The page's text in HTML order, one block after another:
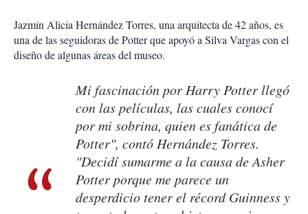
Jazmín Alicia Hernández Torres, una arquitecta de 42 años, es
una de las seguidoras de Potter que apoyó a Silva Vargas con el
diseño de algunas áreas del museo.
Mi fascinación por Harry Potter llegó
con las películas, las cuales conocí
por mi sobrina, quien es fanática de
Potter", contó Hernández Torres.
"Decidí sumarme a la causa de Asher
Potter porque me parece un
desperdicio tener el récord Guinness y